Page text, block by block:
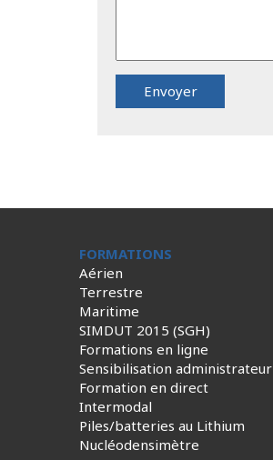
FORMATIONS
Aérien
Terrestre
Maritime
SIMDUT 2015 (SGH)
Formations en ligne
Sensibilisation administrateur
Formation en direct
Intermodal
Piles/batteries au Lithium
Nucléodensimètre